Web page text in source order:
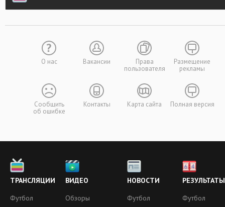
О нас Вакансии
Права
пользователя
Размещение
рекламы
Сообщить
об ошибке
Контакты Карта сайта Полная версия
ТРАНСЛЯЦИИ
Футбол
ВИДЕО
Обзоры
НОВОСТИ
Футбол
РЕЗУЛЬТАТЫ
Футбол